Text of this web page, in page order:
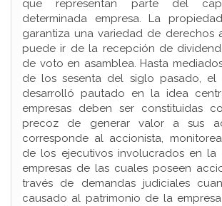
que representan parte del
determinada empresa. La
garantiza una variedad de derechos
puede ir de la recepción de
de voto en asamblea. Hasta
de los sesenta del siglo pasado, el
desarrolló pautado en la idea
empresas deben ser constituidas
precoz de generar valor a sus
corresponde al accionista,
de los ejecutivos involucrados en la
empresas de las cuales poseen
través de demandas judiciales
causado al patrimonio de la